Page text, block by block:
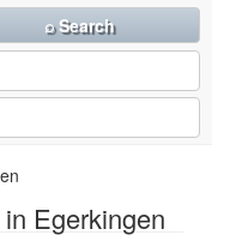
Egerkingen
⌕ Search